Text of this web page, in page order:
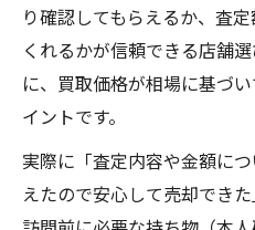
り確認してもらえるか、査
くれるかが信頼できる店舗
に、買取価格が相場に基づ
イントです。
実際に「査定内容や金額に
えたので安心して売却でき